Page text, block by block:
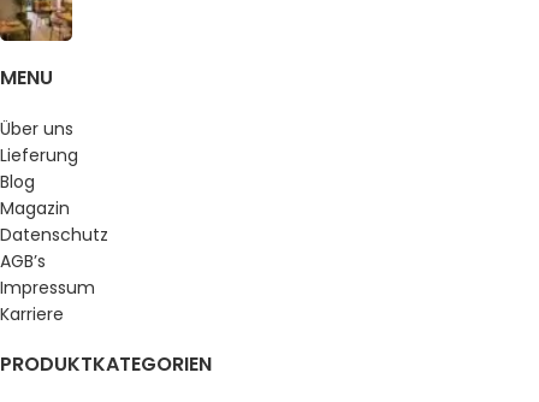
MENU
Über uns
Lieferung
Blog
Magazin
Datenschutz
AGB’s
Impressum
Karriere
PRODUKTKATEGORIEN